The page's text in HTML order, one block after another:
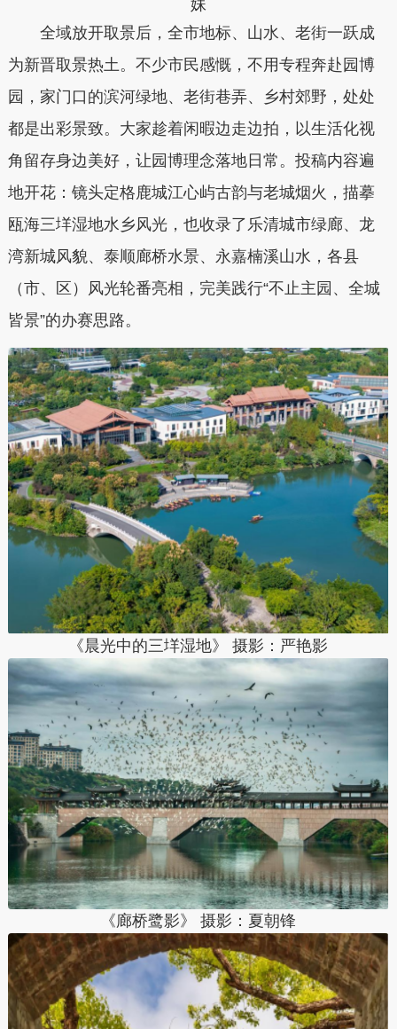
妹
全域放开取景后，全市地标、山水、老街一跃成
为新晋取景热土。不少市民感慨，不用专程奔赴园博
园，家门口的滨河绿地、老街巷弄、乡村郊野，处处
都是出彩景致。大家趁着闲暇边走边拍，以生活化视
角留存身边美好，让园博理念落地日常。投稿内容遍
地开花：镜头定格鹿城江心屿古韵与老城烟火，描摹
瓯海三垟湿地水乡风光，也收录了乐清城市绿廊、龙
湾新城风貌、泰顺廊桥水景、永嘉楠溪山水，各县
（市、区）风光轮番亮相，完美践行“不止主园、全城
皆景”的办赛思路。
《晨光中的三垟湿地》 摄影： 严艳影
《廊桥鹭影》 摄影： 夏朝锋